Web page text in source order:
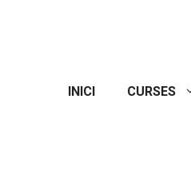
INICI CURSES